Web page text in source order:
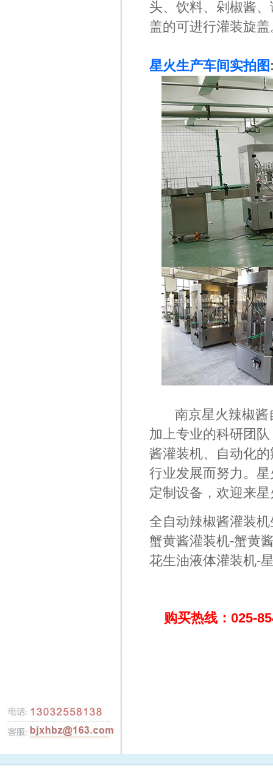
头、饮料、剁椒酱
盖的可进行灌装旋盖
星火生产车间实拍图
南京星火辣椒酱
加上专业的科研团
酱灌装机、自动化
行业发展而努力。
定制设备，欢迎来
全自动辣椒酱灌装
蟹黄酱灌装机-蟹黄
花生油液体灌装机-
购买热线：025-